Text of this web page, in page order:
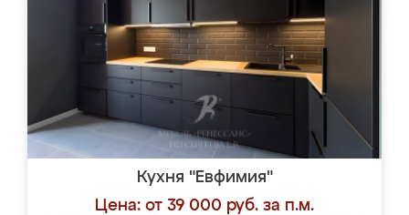
Кухня "Евфимия"
Цена: от 39 000 руб. за п.м.